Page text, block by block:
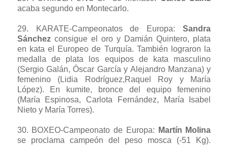
acaba segundo en Montecarlo.
29. KARATE-Campeonatos de Europa:Sandra
Sánchezconsigue el oro y Damián Quintero, plata
en kata el Europeo de Turquía. También lograron la
medalla de plata los equipos de kata masculino
(Sergio Galán, Óscar García y Alejandro Manzana) y
femenino (Lidia Rodríguez,Raquel Roy y María
López). En kumite, bronce del equipo femenino
(María Espinosa, Carlota Fernández, María Isabel
Nieto y María Torres).
30. BOXEO-Campeonato de Europa:
Martín Molina
se proclama campeón del peso mosca (-51 Kg).